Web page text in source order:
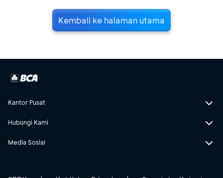
Kembali ke halaman utama
Kantor Pusat
Hubungi Kami
Media Sosial